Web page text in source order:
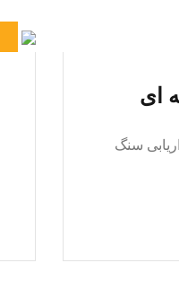
سنگ